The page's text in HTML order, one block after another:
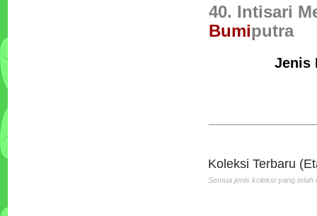
40. Intisari
Bumiputra
Jenis
Koleksi Terbaru
Semua jenis koleksi yang telah